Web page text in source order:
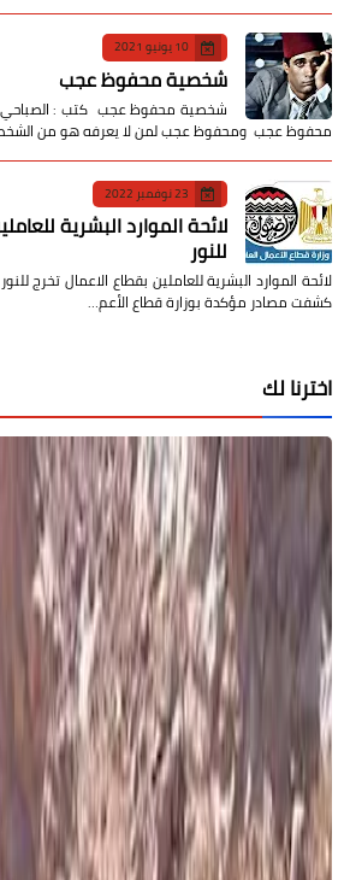
10 يونيو 2021
شخصية محفوظ عجب
شخصية محفوظ عجب كتب : الصباحي
محفوظ عجب ومحفوظ عجب لمن لا يعرفه هو من
23 نوفمبر 2022
لائحة الموارد البشرية
للنور
لائحة الموارد البشرية للعاملين بقطاع الاعمال تخرج
كشفت مصادر مؤكدة بوزارة قطاع الأعم…
اخترنا لك